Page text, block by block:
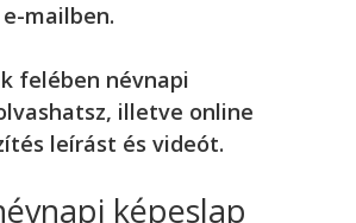
mailben.
felében névnapi
illetve online
leírást és videót.
képeslap